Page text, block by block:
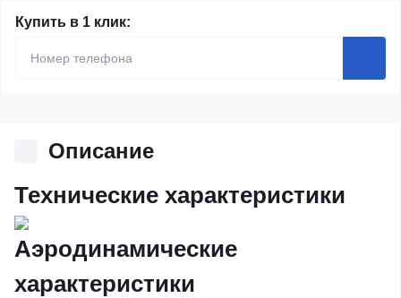
Купить в 1 клик:
Описание
Технические характеристики
Аэродинамические
характеристики